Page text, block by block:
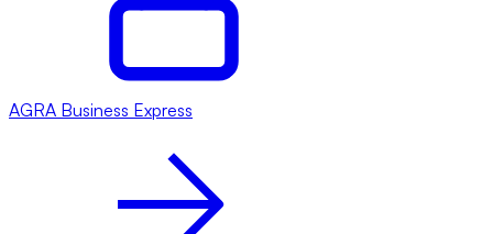
AGRA Business Express